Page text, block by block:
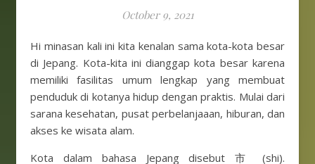
October 9, 2021
Hi minasan kali ini kita kenalan sama kota-kota besar
di Jepang. Kota-kita ini dianggap kota besar karena
memiliki fasilitas umum lengkap yang membuat
penduduk di kotanya hidup dengan praktis. Mulai dari
sarana kesehatan, pusat perbelanjaaan, hiburan, dan
akses ke wisata alam.
Kota dalam bahasa Jepang disebut 市 (shi).